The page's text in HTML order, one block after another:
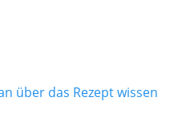
über das Rezept wissen